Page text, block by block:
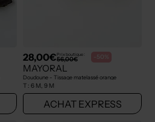
28,00€Prix boutique :
56,00€ -50%
MAYORAL
Doudoune - Tissage matelassé orange
T : 6 M, 9 M
ACHAT EXPRESS